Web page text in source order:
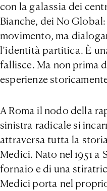
con la galassia dei
Bianche, dei No
movimento, ma
l’identità partitica. È
fallisce. Ma non prima
esperienze
A Roma il nodo della
sinistra radicale si
attraversa tutta la
Medici. Nato nel 1951
fornaio e di una
Medici porta nel